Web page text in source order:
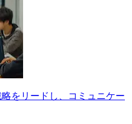
をリードし、コミュニケー